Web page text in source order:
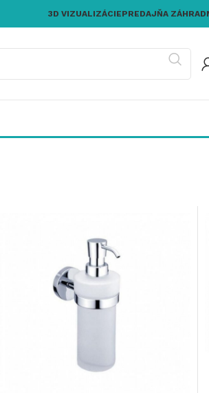
3D VIZUALIZÁCIEPREDAJŇA